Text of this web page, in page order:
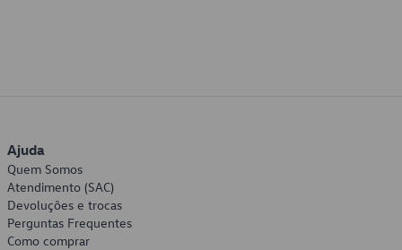
Ajuda
Quem Somos
Atendimento (SAC)
Devoluções e trocas
Perguntas Frequentes
Como comprar